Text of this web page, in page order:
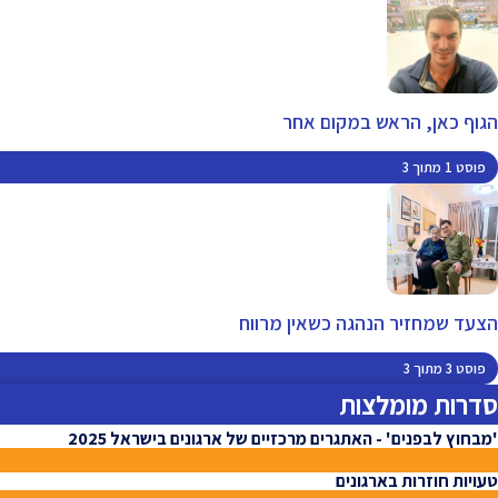
הגוף כאן, הראש במקום אחר
פוסט 1 מתוך 3
הצעד שמחזיר הנהגה כשאין מרווח
פוסט 3 מתוך 3
סדרות מומלצות
'מבחוץ לבפנים' - האתגרים מרכזיים של ארגונים בישראל 2025
טעויות חוזרות בארגונים